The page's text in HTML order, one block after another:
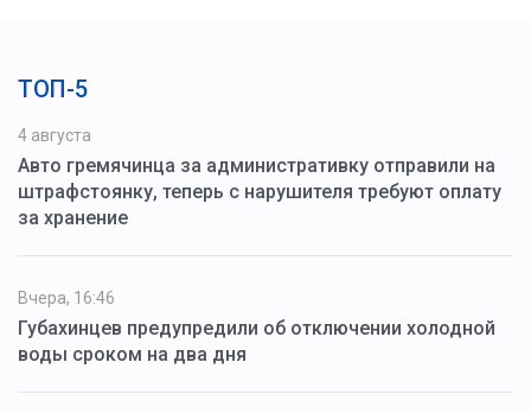
ТОП-5
4 августа
Авто гремячинца за административку отправили на
штрафстоянку, теперь с нарушителя требуют оплату
за хранение
Вчера, 16:46
Губахинцев предупредили об отключении холодной
воды сроком на два дня